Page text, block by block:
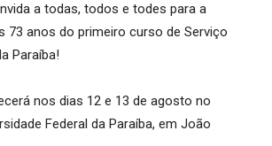
a todas, todos e todes para a
73 anos do primeiro curso de Serviço
Paraíba!
nos dias 12 e 13 de agosto no
Federal da Paraíba, em João